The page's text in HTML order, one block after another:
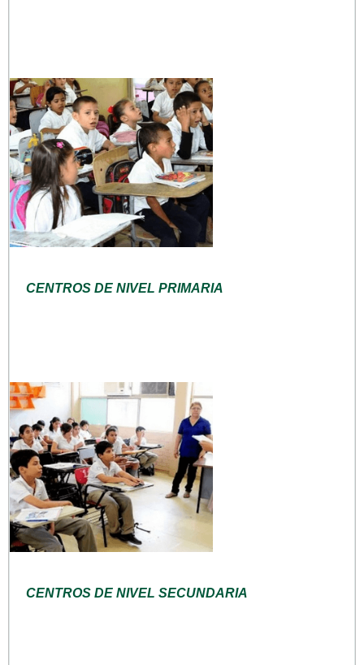
CENTROS DE NIVEL PRIMARIA
CENTROS DE NIVEL SECUNDARIA